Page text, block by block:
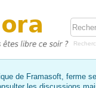
de Framasoft, ferme